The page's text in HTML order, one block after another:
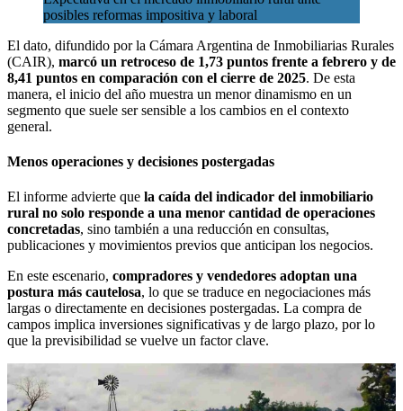
posibles reformas impositiva y laboral
El dato, difundido por la Cámara Argentina de Inmobiliarias Rurales
(CAIR), marcó un retroceso de 1,73 puntos frente a febrero y de
8,41 puntos en comparación con el cierre de 2025. De esta
manera, el inicio del año muestra un menor dinamismo en un
segmento que suele ser sensible a los cambios en el contexto
general.
Menos operaciones y decisiones postergadas
El informe advierte que la caída del indicador del inmobiliario
rural no solo responde a una menor cantidad de operaciones
concretadas, sino también a una reducción en consultas,
publicaciones y movimientos previos que anticipan los negocios.
En este escenario, compradores y vendedores adoptan una
postura más cautelosa, lo que se traduce en negociaciones más
largas o directamente en decisiones postergadas. La compra de
campos implica inversiones significativas y de largo plazo, por lo
que la previsibilidad se vuelve un factor clave.